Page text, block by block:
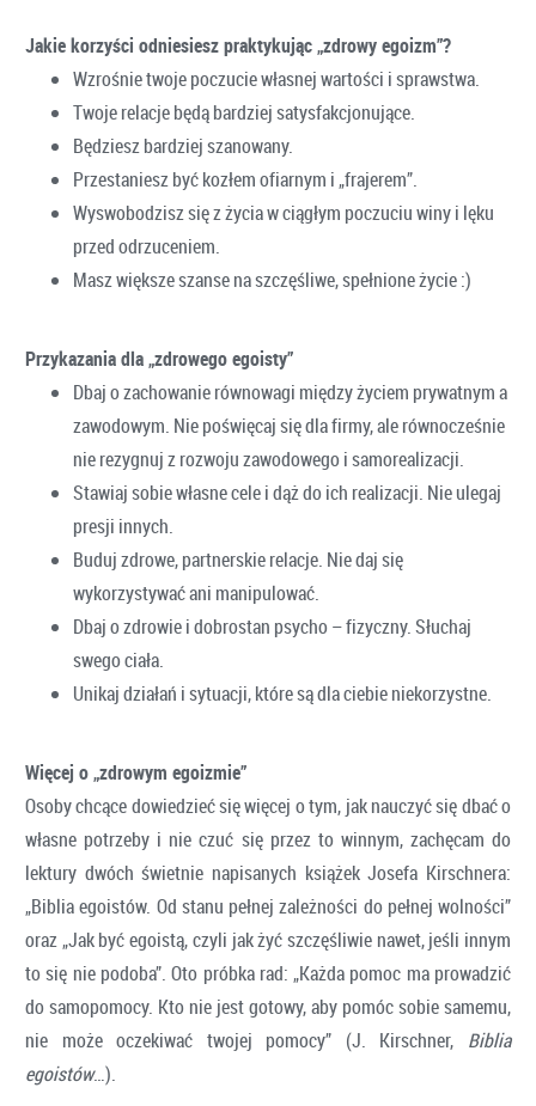
Jakie korzyści odniesiesz praktykując „zdrowy egoizm”?
Wzrośnie twoje poczucie własnej wartości i sprawstwa.
Twoje relacje będą bardziej satysfakcjonujące.
Będziesz bardziej szanowany.
Przestaniesz być kozłem ofiarnym i „frajerem”.
Wyswobodzisz się z życia w ciągłym poczuciu winy i lęku
przed odrzuceniem.
Masz większe szanse na szczęśliwe, spełnione życie :)
Przykazania dla „zdrowego egoisty”
Dbaj o zachowanie równowagi między życiem prywatnym a
zawodowym. Nie poświęcaj się dla firmy, ale równocześnie
nie rezygnuj z rozwoju zawodowego i samorealizacji.
Stawiaj sobie własne cele i dąż do ich realizacji. Nie ulegaj
presji innych.
Buduj zdrowe, partnerskie relacje. Nie daj się
wykorzystywać ani manipulować.
Dbaj o zdrowie i dobrostan psycho – fizyczny. Słuchaj
swego ciała.
Unikaj działań i sytuacji, które są dla ciebie niekorzystne.
Więcej o „zdrowym egoizmie”
Osoby chcące dowiedzieć się więcej o tym, jak nauczyć się dbać o
własne potrzeby i nie czuć się przez to winnym, zachęcam do
lektury dwóch świetnie napisanych książek Josefa Kirschnera:
„Biblia egoistów. Od stanu pełnej zależności do pełnej wolności”
oraz „Jak być egoistą, czyli jak żyć szczęśliwie nawet, jeśli innym
to się nie podoba”. Oto próbka rad: „Każda pomoc ma prowadzić
do samopomocy. Kto nie jest gotowy, aby pomóc sobie samemu,
nie może oczekiwać twojej pomocy” (J. Kirschner, Biblia
egoistów…).